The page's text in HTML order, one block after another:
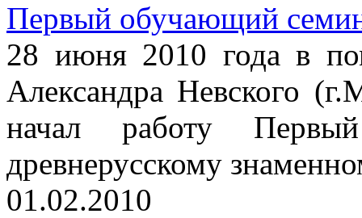
Первый обучающий
28 июня 2010 года в
Александра Невского
начал работу
древнерусскому
01.02.2010